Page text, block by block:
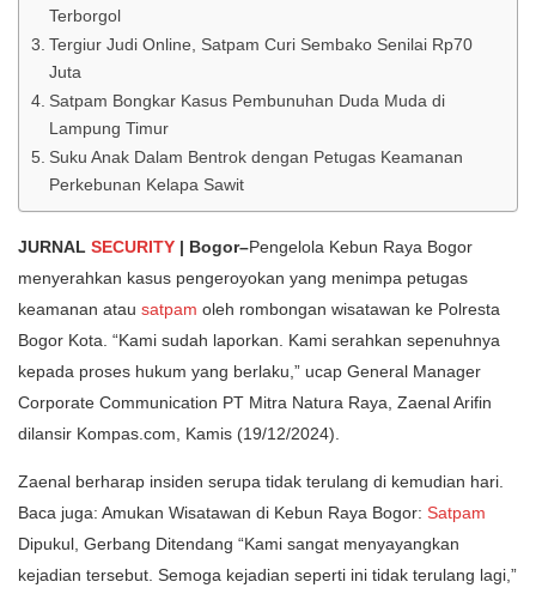
Terborgol
Tergiur Judi Online, Satpam Curi Sembako Senilai Rp70
Juta
Satpam Bongkar Kasus Pembunuhan Duda Muda di
Lampung Timur
Suku Anak Dalam Bentrok dengan Petugas Keamanan
Perkebunan Kelapa Sawit
JURNAL SECURITY | Bogor–Pengelola Kebun Raya Bogor
menyerahkan kasus pengeroyokan yang menimpa petugas
keamanan atau satpam oleh rombongan wisatawan ke Polresta
Bogor Kota. “Kami sudah laporkan. Kami serahkan sepenuhnya
kepada proses hukum yang berlaku,” ucap General Manager
Corporate Communication PT Mitra Natura Raya, Zaenal Arifin
dilansir Kompas.com, Kamis (19/12/2024).
Zaenal berharap insiden serupa tidak terulang di kemudian hari.
Baca juga: Amukan Wisatawan di Kebun Raya Bogor: Satpam
Dipukul, Gerbang Ditendang “Kami sangat menyayangkan
kejadian tersebut. Semoga kejadian seperti ini tidak terulang lagi,”